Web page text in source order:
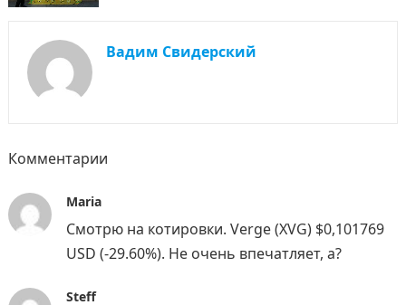
Вадим Свидерский
Комментарии
Maria
Смотрю на котировки. Verge (XVG) $0,101769
USD (-29.60%). Не очень впечатляет, а?
Steff